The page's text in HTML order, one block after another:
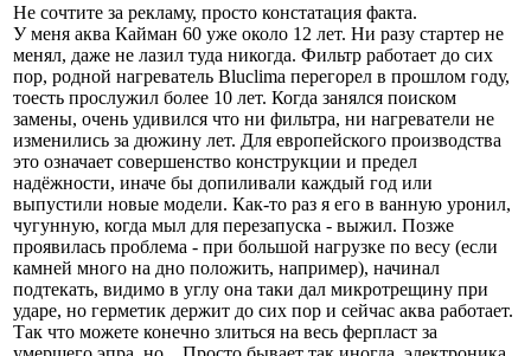
Не сочтите за рекламу, просто констатация факта.
У меня аква Кайман 60 уже около 12 лет. Ни разу стартер не
менял, даже не лазил туда никогда. Фильтр работает до сих
пор, родной нагреватель Bluclima перегорел в прошлом году,
тоесть прослужил более 10 лет. Когда занялся поиском
замены, очень удивился что ни фильтра, ни нагреватели не
изменились за дюжину лет. Для европейского производства
это означает совершенство конструкции и предел
надёжности, иначе бы допиливали каждый год или
выпустили новые модели. Как-то раз я его в ванную уронил,
чугунную, когда мыл для перезапуска - выжил. Позже
проявилась проблема - при большой нагрузке по весу (если
камней много на дно положить, например), начинал
подтекать, видимо в углу она таки дал микротрещину при
ударе, но герметик держит до сих пор и сейчас аква работает.
Так что можете конечно злиться на весь ферпласт за